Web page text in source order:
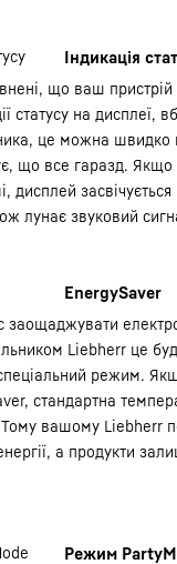
Індикація
що ваш пристрій
статусу на дисплеї,
це можна швидко
що все гаразд. Якщо
дисплей
лунає звуковий
EnergySaver
заощаджувати
Liebherr це
режим.
стандартна
вашому Liebherr
а продукти
Режим